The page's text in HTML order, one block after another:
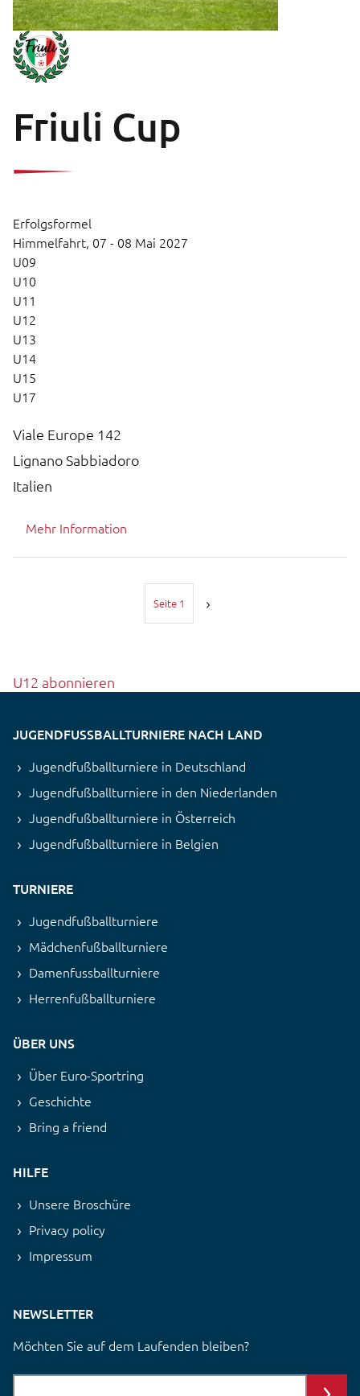
Friuli Cup
Erfolgsformel
Himmelfahrt, 07 - 08 Mai 2027
U09
U10
U11
U12
U13
U14
U15
U17
Viale Europe 142
Lignano Sabbiadoro
Italien
Mehr Information
Seitennummerierung
Seite 1
U12 abonnieren
JUGENDFUSSBALLTURNIERE NACH LAND
Jugendfußballturniere in Deutschland
Jugendfußballturniere in den Niederlanden
Jugendfußballturniere in Österreich
Jugendfußballturniere in Belgien
TURNIERE
Jugendfußballturniere
Mädchenfußballturniere
Damenfussballturniere
Herrenfußballturniere
ÜBER UNS
Über Euro-Sportring
Geschichte
Bring a friend
HILFE
Unsere Broschüre
Privacy policy
Impressum
NEWSLETTER
Möchten Sie auf dem Laufenden bleiben?